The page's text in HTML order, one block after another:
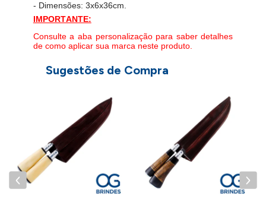
- Dimensões: 3x6x36cm.
IMPORTANTE:
Consulte a aba personalização para saber detalhes
de como aplicar sua marca neste produto.
Sugestões de Compra